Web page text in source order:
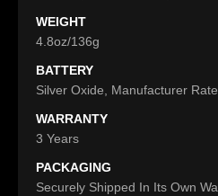
WEIGHT
4.8oz/136g
BATTERY
Silver Oxide, Manufacturer
WARRANTY
3 Years
PACKAGING
Securely Shipped In Its Own